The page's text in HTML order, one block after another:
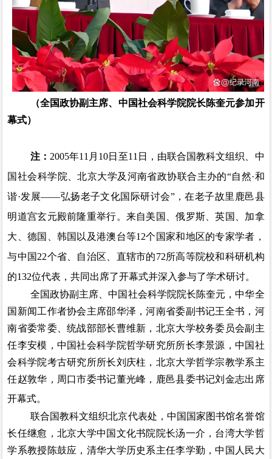
（全国政协副主席、中国社会科学院院长陈奎元参加开
幕式）
注： 2005年11 月 10日至11 日，由联合国教科文组织、中
国社会科学院、北京大学及河南省政协联合主办的“自然·和
谐·发展——弘扬老子文化国际研讨会”，在老子故里鹿邑县
明道宫玄元殿前隆重举行。来自美国、俄罗斯、英国、加拿
大、德国、韩国以及港澳台等12个国家和地区的专家学者，
与中国22个省、自治区、直辖市的72所高等院校和科研机构
的132位代表，共同出席了开幕式并深入参与了学术研讨。
全国政协副主席、中国社会科学院院长陈奎元，中华全
国新闻工作者协会主席邵华泽，河南省委副书记王全书，河
南省委常委、统战部部长曹维新，北京大学校务委员会副主
任李安模，中国社会科学院哲学研究所所长李景源，中国社
会科学院考古研究所所长刘庆柱，北京大学哲学宗教学系主
任赵敦华，周口市委书记董光峰，鹿邑县委书记刘金志出席
开幕式。
联合国教科文组织北京代表处，中国国家图书馆名誉馆
长任继愈，北京大学中国文化书院院长汤一介，台湾大学哲
学系教授陈鼓应，清华大学历史系主任李学勤，中国人民大